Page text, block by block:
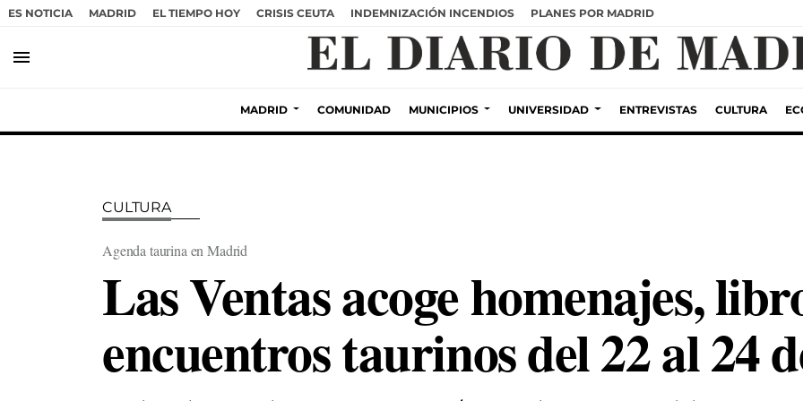
ES NOTICIA MADRID EL TIEMPO HOY CRISIS CEUTA INDEMNIZACIÓN INCENDIOS PLANES POR MADRID
menu
MADRID COMUNIDAD MUNICIPIOS UNIVERSIDAD ENTREVISTAS CULTURA
CULTURA
Agenda taurina en Madrid
Las Ventas acoge homenajes,
encuentros taurinos del 22 al 24